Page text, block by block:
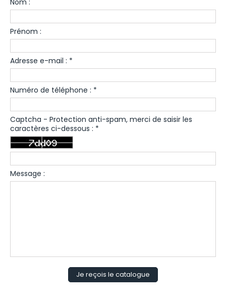
Nom :
Prénom :
Adresse e-mail : *
Numéro de téléphone : *
Captcha - Protection anti-spam, merci de saisir les
caractères ci-dessous : *
Message :
Je reçois le catalogue